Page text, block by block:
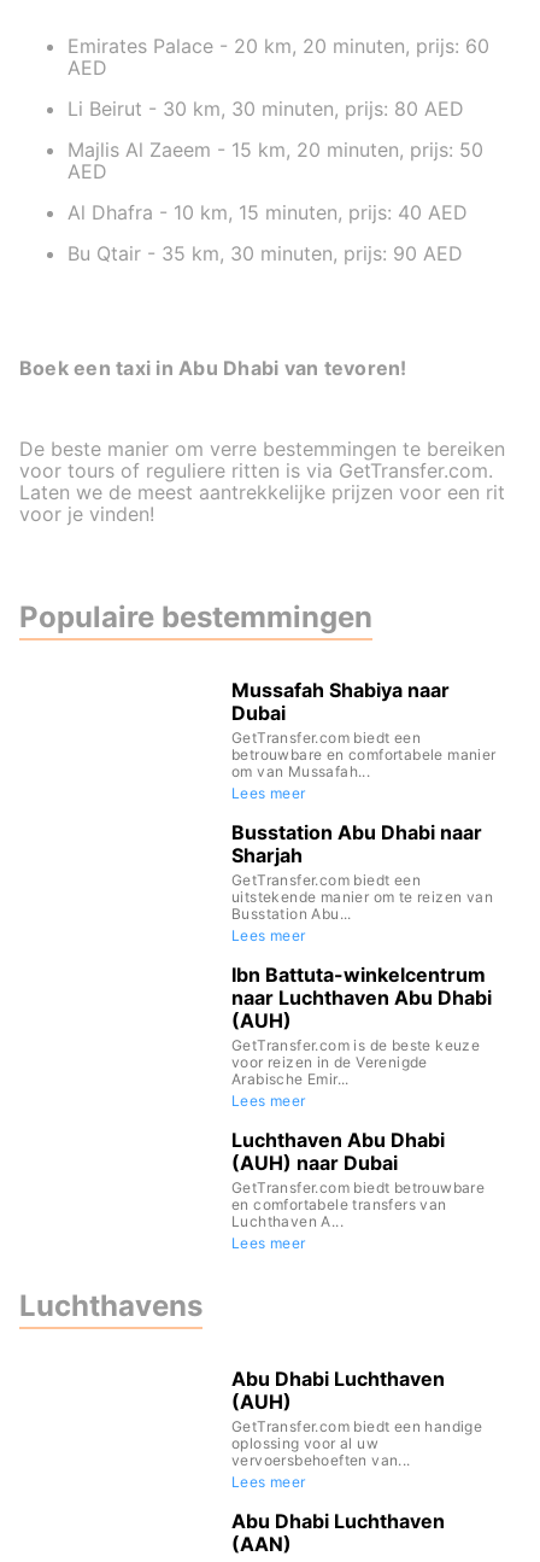
Emirates Palace - 20 km, 20 minuten, prijs: 60
AED
Li Beirut - 30 km, 30 minuten, prijs: 80 AED
Majlis Al Zaeem - 15 km, 20 minuten, prijs: 50
AED
Al Dhafra - 10 km, 15 minuten, prijs: 40 AED
Bu Qtair - 35 km, 30 minuten, prijs: 90 AED
Boek een taxi in Abu Dhabi van tevoren!
De beste manier om verre bestemmingen te bereiken
voor tours of reguliere ritten is via GetTransfer.com.
Laten we de meest aantrekkelijke prijzen voor een rit
voor je vinden!
Populaire bestemmingen
Mussafah Shabiya naar
Dubai
GetTransfer.com biedt een
betrouwbare en comfortabele manier
om van Mussafah...
Lees meer
Busstation Abu Dhabi naar
Sharjah
GetTransfer.com biedt een
uitstekende manier om te reizen van
Busstation Abu...
Lees meer
Ibn Battuta-winkelcentrum
naar Luchthaven Abu Dhabi
(AUH)
GetTransfer.com is de beste keuze
voor reizen in de Verenigde
Arabische Emir...
Lees meer
Luchthaven Abu Dhabi
(AUH) naar Dubai
GetTransfer.com biedt betrouwbare
en comfortabele transfers van
Luchthaven A...
Lees meer
Luchthavens
Abu Dhabi Luchthaven
(AUH)
GetTransfer.com biedt een handige
oplossing voor al uw
vervoersbehoeften van...
Lees meer
Abu Dhabi Luchthaven
(AAN)